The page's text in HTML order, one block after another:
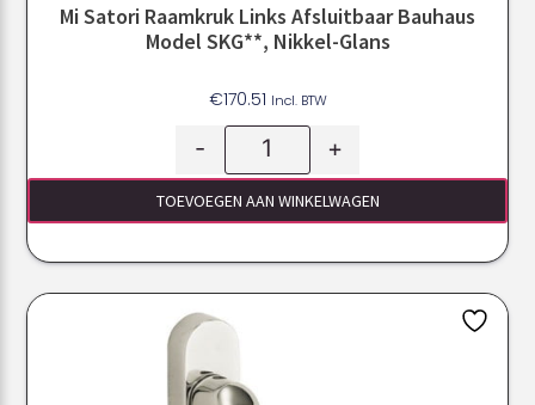
Mi Satori Raamkruk Links Afsluitbaar Bauhaus
Model SKG**, Nikkel-Glans
€170.51 Incl. BTW
- +
TOEVOEGEN AAN WINKELWAGEN